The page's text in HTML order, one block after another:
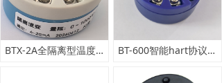
BTX-2A全隔离型温度变送器 BT-600智能hart协议温度模块